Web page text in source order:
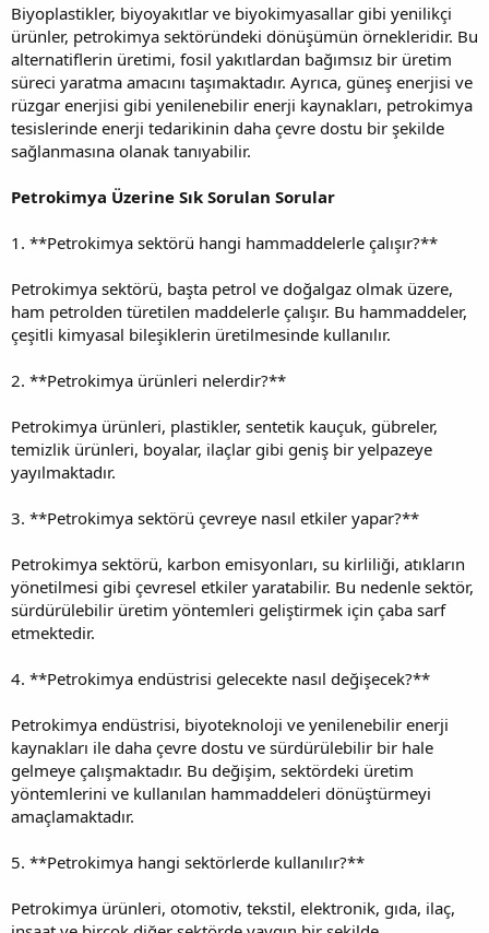
Biyoplastikler, biyoyakıtlar ve biyokimyasallar gibi yenilikçi
ürünler, petrokimya sektöründeki dönüşümün örnekleridir. Bu
alternatiflerin üretimi, fosil yakıtlardan bağımsız bir üretim
süreci yaratma amacını taşımaktadır. Ayrıca, güneş enerjisi ve
rüzgar enerjisi gibi yenilenebilir enerji kaynakları, petrokimya
tesislerinde enerji tedarikinin daha çevre dostu bir şekilde
sağlanmasına olanak tanıyabilir.
Petrokimya Üzerine Sık Sorulan Sorular
1. **Petrokimya sektörü hangi hammaddelerle çalışır?**
Petrokimya sektörü, başta petrol ve doğalgaz olmak üzere,
ham petrolden türetilen maddelerle çalışır. Bu hammaddeler,
çeşitli kimyasal bileşiklerin üretilmesinde kullanılır.
2. **Petrokimya ürünleri nelerdir?**
Petrokimya ürünleri, plastikler, sentetik kauçuk, gübreler,
temizlik ürünleri, boyalar, ilaçlar gibi geniş bir yelpazeye
yayılmaktadır.
3. **Petrokimya sektörü çevreye nasıl etkiler yapar?**
Petrokimya sektörü, karbon emisyonları, su kirliliği, atıkların
yönetilmesi gibi çevresel etkiler yaratabilir. Bu nedenle sektör,
sürdürülebilir üretim yöntemleri geliştirmek için çaba sarf
etmektedir.
4. **Petrokimya endüstrisi gelecekte nasıl değişecek?**
Petrokimya endüstrisi, biyoteknoloji ve yenilenebilir enerji
kaynakları ile daha çevre dostu ve sürdürülebilir bir hale
gelmeye çalışmaktadır. Bu değişim, sektördeki üretim
yöntemlerini ve kullanılan hammaddeleri dönüştürmeyi
amaçlamaktadır.
5. **Petrokimya hangi sektörlerde kullanılır?**
Petrokimya ürünleri, otomotiv, tekstil, elektronik, gıda, ilaç,